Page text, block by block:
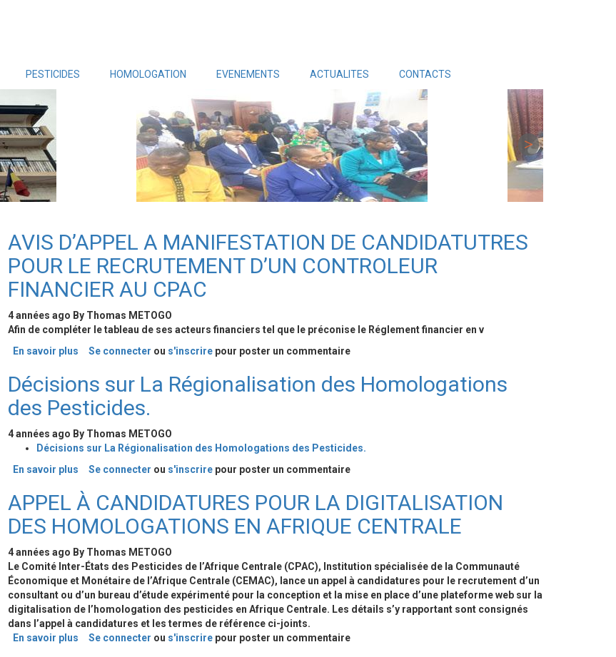
PESTICIDES HOMOLOGATION EVENEMENTS ACTUALITES CONTACTS
AVIS D’APPEL A MANIFESTATION DE CANDIDATUTRES
POUR LE RECRUTEMENT D’UN CONTROLEUR
FINANCIER AU CPAC
4 années ago By Thomas METOGO
Afin de compléter letableau de ses acteurs financiers tel que Ie préconise Ie Réglementfinancier en v
En savoir plus sur
D’APPEL
A
MANIFESTATION
CANDIDATUTRES
POUR
LE
D’UN
CONTROLEUR
FINANCIER
AU
CPAC
Se connecter ou s'inscrire pour poster un commentaire
Décisions sur La Régionalisation des Homologations
des Pesticides.
4 années ago By Thomas METOGO
Décisions sur La Régionalisation des Homologations des Pesticides.
En savoir plus sur
sur
La
Régionalisation
Homologations
des
Pesticides.
Se connecter ou s'inscrire pour poster un commentaire
APPEL À CANDIDATURES POUR LA DIGITALISATION
DES HOMOLOGATIONS EN AFRIQUE CENTRALE
4 années ago By Thomas METOGO
Le Comité Inter-États des Pesticides de l’Afrique Centrale (CPAC), Institution spécialisée de la Communauté
Économique et Monétaire de l’Afrique Centrale (CEMAC), lance un appel à candidatures pour le recrutement d’un
consultant ou d’un bureau d’étude expérimenté pour la conception et la mise en place d’une plateforme web sur la
digitalisation de l’homologation des pesticides en Afrique Centrale. Les détails s’y rapportant sont consignés
dans l’appel à candidatures et les termes de référence ci-joints.
En savoir plus surSe connecter ou s'inscrire pour poster un commentaire